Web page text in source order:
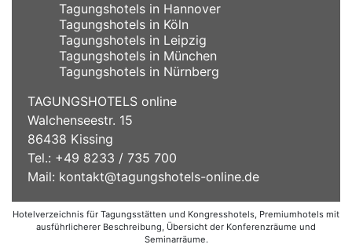
Tagungshotels in Hannover
Tagungshotels in Köln
Tagungshotels in Leipzig
Tagungshotels in München
Tagungshotels in Nürnberg
TAGUNGSHOTELS online
Walchenseestr. 15
86438 Kissing
Tel.: +49 8233 / 735 700
Mail: kontakt@tagungshotels-online.de
Hotelverzeichnis für Tagungsstätten und Kongresshotels, Premiumhotels mit
ausführlicherer Beschreibung, Übersicht der Konferenzräume und
Seminarräume.